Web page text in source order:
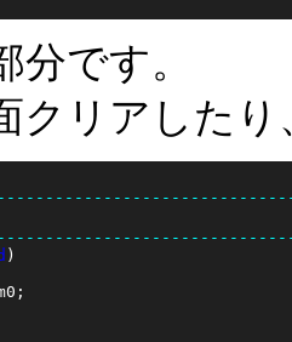
分です。
クリアした